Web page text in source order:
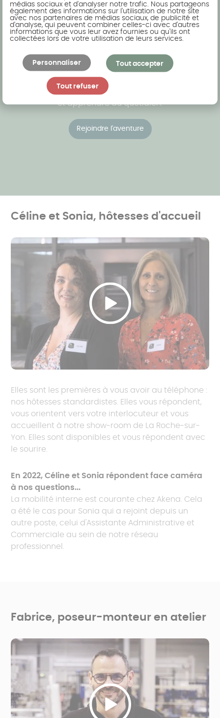
chez Akena !
La mobilité interne est courante chez Akena.
collaborateurs évoluent. Écrire son parcours,
c'est prendre des décisions, montrer ses
ambitions, communiquer ses aspirations... Être
ou
, c'est évoluer pour grandir
et apprendre au quotidien.
Rejoindre l'aventure
Céline et Sonia, hôtesses d'accueil
Elles sont les premières à vous avoir au téléphone :
nos hôtesses standardistes. Elles vous répondent,
vous orientent vers votre interlocuteur et vous
accueillent à notre show-room de La Roche-sur-
Yon. Elles sont disponibles et vous répondent avec
le sourire.
En 2022, Céline et Sonia répondent face caméra
à nos questions...
La mobilité interne est courante chez Akena. Cela
a été le cas pour Sonia qui a rejoint depuis un
autre poste, celui d'Assistante Administrative et
Commerciale au sein de notre réseau
professionnel.
Fabrice, poseur-monteur en atelier
médias sociaux et d'analyser notre trafic. Nous partageons
également des informations sur l'utilisation de notre site
avec nos partenaires de médias sociaux, de publicité et
d'analyse, qui peuvent combiner celles-ci avec d'autres
informations que vous leur avez fournies ou qu'ils ont
collectées lors de votre utilisation de leurs services.
Tout accepter
Tout refuser
Personnaliser